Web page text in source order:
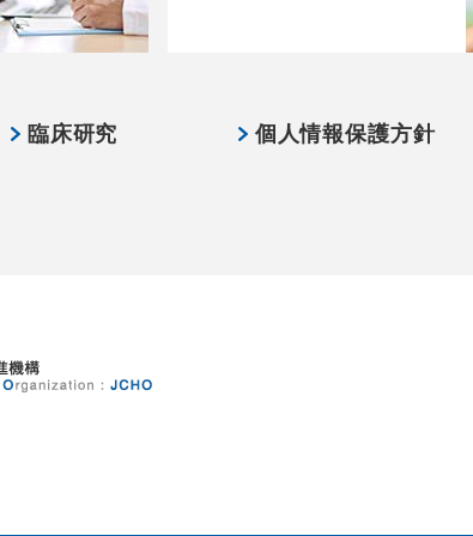
臨床研究 個人情報保護方針